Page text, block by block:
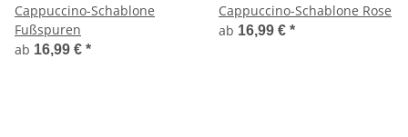
Cappuccino-Schablone
Fußspuren
ab 16,99 € *
Cappuccino-Schablone Rose
ab 16,99 € *